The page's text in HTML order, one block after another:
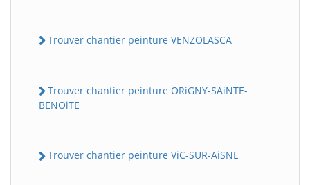
Trouver chantier peinture VENZOLASCA
Trouver chantier peinture ORiGNY-SAiNTE-
BENOiTE
Trouver chantier peinture ViC-SUR-AiSNE